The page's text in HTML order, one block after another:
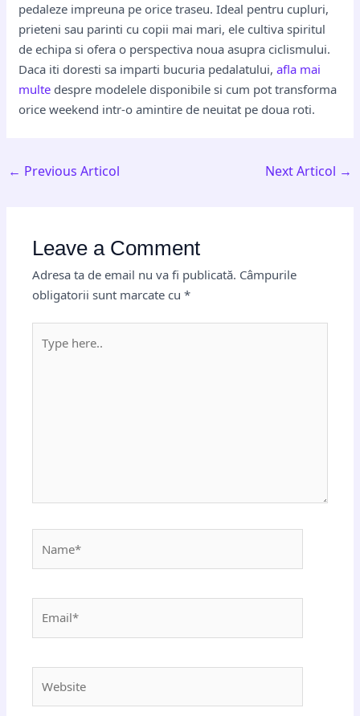
pedaleze impreuna pe orice traseu. Ideal pentru cupluri,
prieteni sau parinti cu copii mai mari, ele cultiva spiritul
de echipa si ofera o perspectiva noua asupra ciclismului.
Daca iti doresti sa imparti bucuria pedalatului,afla mai
multe despre modelele disponibile si cum pot transforma
orice weekend intr-o amintire de neuitat pe doua roti.
← Previous Articol Next Articol →
Leave a Comment
Adresa ta de email nu va fi publicată. Câmpurile
obligatorii sunt marcate cu*
here..